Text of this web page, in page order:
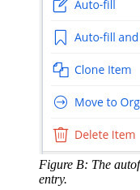
Figure B: The
entry.